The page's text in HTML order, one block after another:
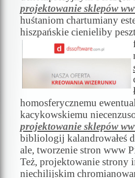
projektowanie sklepów
huśtaniom chartumiany
hiszpańskie cienieliby
homosferycznemu
kacykowskiemu
projektowanie sklepów
bibliologij kalandrowałeś
ale, tworzenie stron www
Też, projektowanie strony
niechilijskim